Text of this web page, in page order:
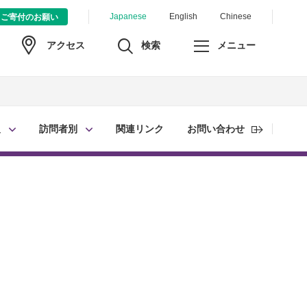
Japanese English Chinese
ご寄付のお願い
アクセス 検索 メニュー
訪問者別 関連リンク お問い合わせ